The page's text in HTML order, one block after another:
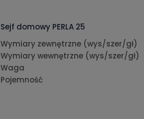
Sejf domowy PERLA 25
Wymiary zewnętrzne (wys/szer/gł)
Wymiary wewnętrzne (wys/szer/gł)
Waga
Pojemność